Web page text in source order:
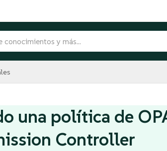
una política de
Controller